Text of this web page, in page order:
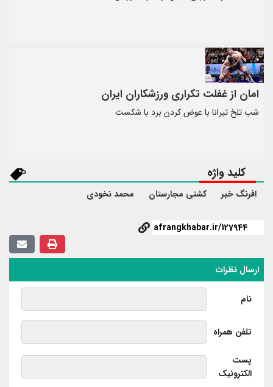
امان از غفلت تکراری ورزشکاران ایران
شب تلخ تیرانا با عوض کردن برد با شکست
کلید واژه
افرنگ خبر کشتی مجارستان محمد نخودی
ارسال نظرات
نام
تلفن همراه
پست
الکترونیک